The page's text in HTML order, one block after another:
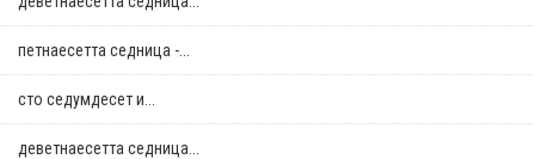
петнаесетта седница -...
сто седумдесет и...
деветнаесетта седница...